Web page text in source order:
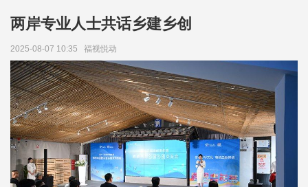
两岸专业人士共话乡建乡创
2025-08-07 10:35 福视悦动